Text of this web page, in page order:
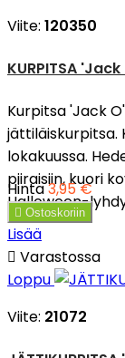
Viite: 120350
KURPITSA
Kurpitsa 'Jack
jättiläiskurpitsa.
lokakuussa.
piiraisiin, kuori
Halloween-
Hinta3,95 €
 Ostoskoriin
Lisää
 Varastossa
Loppu
Viite: 21072